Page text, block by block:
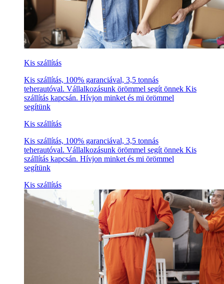
Kis szállítás
Kis szállítás, 100% garanciával, 3,5 tonnás
teherautóval. Vállalkozásunk örömmel segít önnek Kis
szállítás kapcsán. Hívjon minket és mi örömmel
segítünk
Kis szállítás
Kis szállítás, 100% garanciával, 3,5 tonnás
teherautóval. Vállalkozásunk örömmel segít önnek Kis
szállítás kapcsán. Hívjon minket és mi örömmel
segítünk
Kis szállítás